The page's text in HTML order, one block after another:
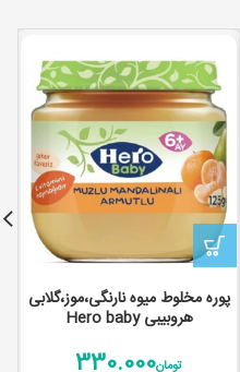
پوره مخلوط میوه نارنگی،موز،گلابی
هروبیبی Hero baby
تومان330.000